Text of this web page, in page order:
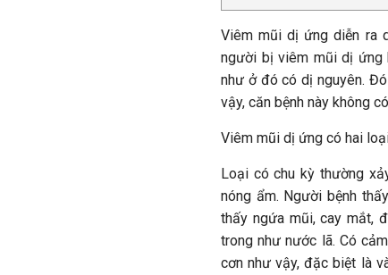
Viêm mũi dị ứng diễn ra
người bị viêm mũi dị ứng
như ở đó có dị nguyên.
vậy, căn bệnh này không
Viêm mũi dị ứng có hai
Loại có chu kỳ thường
nóng ẩm. Người bệnh
thấy ngứa mũi, cay mắt,
trong như nước lã. Có
cơn như vậy, đặc biệt là